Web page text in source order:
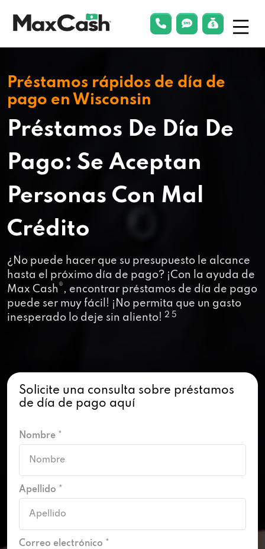
phonelink
smsLink Menu
Préstamos rápidos de día de
pago en Wisconsin
Préstamos De Día De
Pago: Se Aceptan
Personas Con Mal
Crédito
¿No puede hacer que su presupuesto le alcance
hasta el próximo día de pago? ¡Con la ayuda de
Max Cash ® , encontrar préstamos de día de pago
puede ser muy fácil! ¡No permita que un gasto
inesperado lo deje sin aliento! 2 5
Solicite una consulta sobre préstamos
de día de pago aquí
Nombre *
Apellido *
Correo electrónico *